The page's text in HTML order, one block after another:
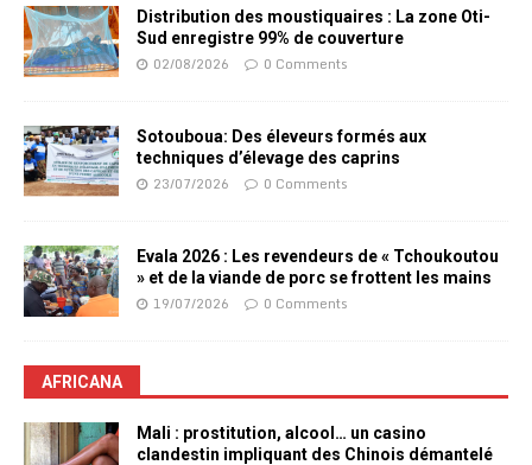
Distribution des moustiquaires : La zone Oti-
Sud enregistre 99% de couverture
02/08/2026 0 Comments
Sotouboua: Des éleveurs formés aux
techniques d’élevage des caprins
23/07/2026 0 Comments
Evala 2026 : Les revendeurs de « Tchoukoutou
» et de la viande de porc se frottent les mains
19/07/2026 0 Comments
AFRICANA
Mali : prostitution, alcool… un casino
clandestin impliquant des Chinois démantelé